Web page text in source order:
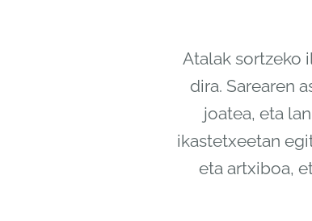
Atalak sortzeko
dira. Sarearen
joatea, eta
ikastetxeetan
eta artxiboa,